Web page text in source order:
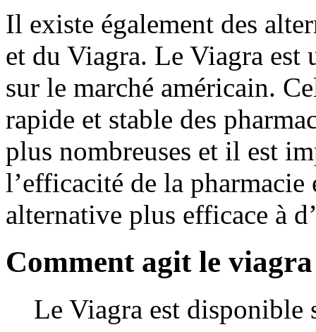
Il existe également des
et du Viagra. Le Viagra
sur le marché américain.
rapide et stable des
plus nombreuses et il est
l’efficacité de la
alternative plus efficace à
Comment agit le viagra
Le Viagra est disponible